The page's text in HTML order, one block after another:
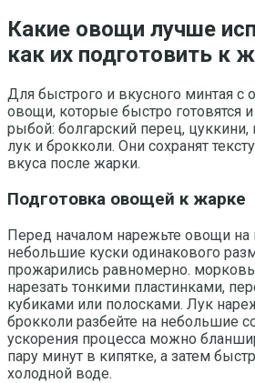
Какие овощи лучше
как их подготовить к
Для быстрого и вкусного минтая
овощи, которые быстро готовятся
рыбой: болгарский перец,
лук и брокколи. Они сохранят
вкуса после жарки.
Подготовка овощей к жарке
Перед началом нарежьте овощи на
небольшие куски одинакового
прожарились равномерно.
нарезать тонкими пластинками,
кубиками или полосками. Лук
брокколи разбейте на небольшие
ускорения процесса можно
пару минут в кипятке, а затем
холодной воде.